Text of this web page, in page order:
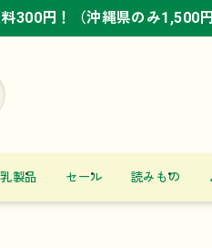
300円！（沖縄県のみ1,500
300円！（沖縄県のみ1,500
300円！（沖縄県のみ1,500
製品 セール 読みもの